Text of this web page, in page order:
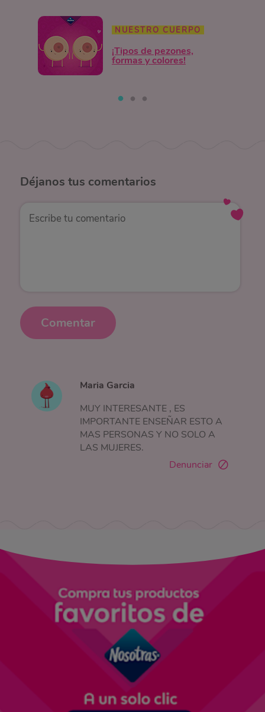
NUESTRO CUERPO
¡Tipos de pezones,
formas y colores!
Déjanos tus comentarios
Comentar
Maria Garcia
MUY INTERESANTE , ES
IMPORTANTE ENSEÑAR ESTO A
MAS PERSONAS Y NO SOLO A
LAS MUJERES.
Denunciar